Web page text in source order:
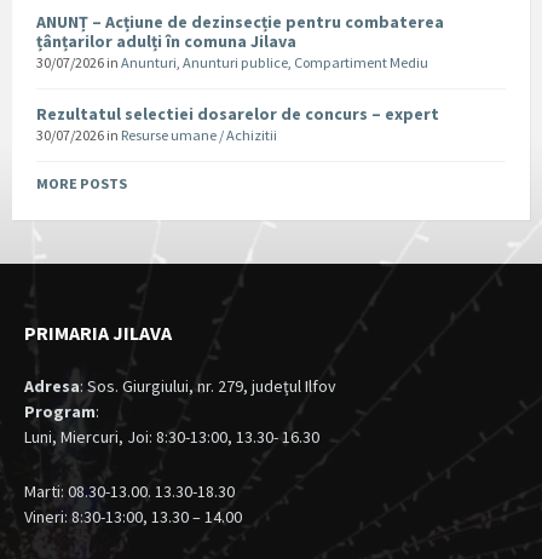
ANUNȚ – Acțiune de dezinsecție pentru combaterea
țânțarilor adulți în comuna Jilava
30/07/2026 in Anunturi, Anunturi publice, Compartiment Mediu
Rezultatul selectiei dosarelor de concurs – expert
30/07/2026 in Resurse umane / Achizitii
MORE POSTS
PRIMARIA JILAVA
Adresa: Sos. Giurgiului, nr. 279, judeţul Ilfov
Program:
Luni, Miercuri, Joi: 8:30-13:00, 13.30- 16.30
Marti: 08.30-13.00. 13.30-18.30
Vineri: 8:30-13:00, 13.30 – 14.00